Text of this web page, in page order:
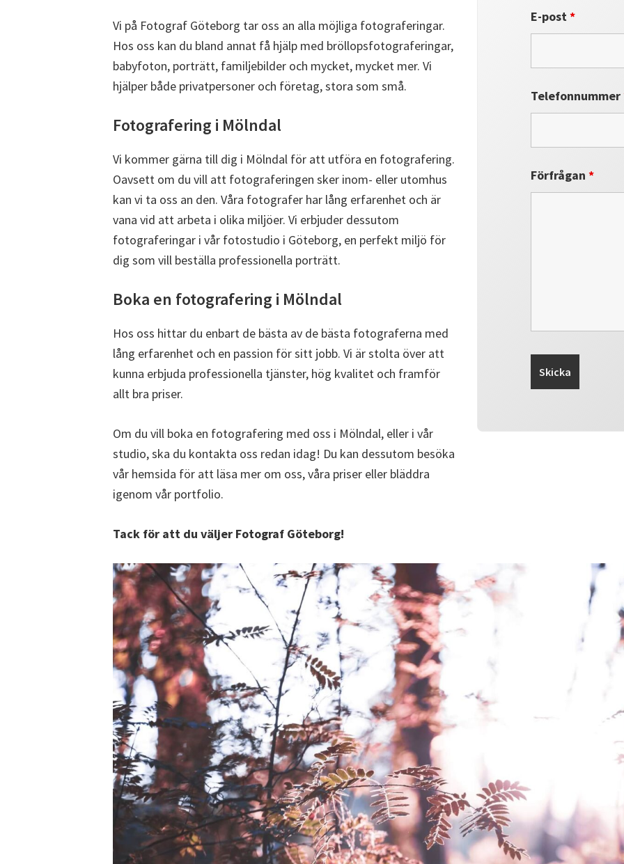
Vi på Fotograf Göteborg tar oss an alla möjliga fotograferingar.
Hos oss kan du bland annat få hjälp med bröllopsfotograferingar,
babyfoton, porträtt, familjebilder och mycket, mycket mer. Vi
hjälper både privatpersoner och företag, stora som små.
Fotografering i Mölndal
Vi kommer gärna till dig i Mölndal för att utföra en fotografering.
Oavsett om du vill att fotograferingen sker inom- eller utomhus
kan vi ta oss an den. Våra fotografer har lång erfarenhet och är
vana vid att arbeta i olika miljöer. Vi erbjuder dessutom
fotograferingar i vår fotostudio i Göteborg, en perfekt miljö för
dig som vill beställa professionella porträtt.
Boka en fotografering i Mölndal
Hos oss hittar du enbart de bästa av de bästa fotograferna med
lång erfarenhet och en passion för sitt jobb. Vi är stolta över att
kunna erbjuda professionella tjänster, hög kvalitet och framför
allt bra priser.
Om du vill boka en fotografering med oss i Mölndal, eller i vår
studio, ska du kontakta oss redan idag! Du kan dessutom besöka
vår hemsida för att läsa mer om oss, våra priser eller bläddra
igenom vår portfolio.
Tack för att du väljer Fotograf Göteborg!
E-post*
Telefonnummer
Förfrågan*